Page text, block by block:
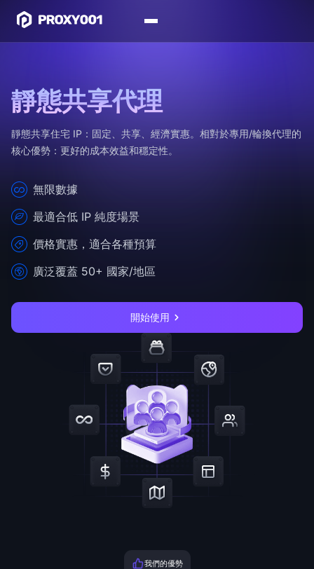
靜態共享代理
靜態共享住宅 IP：固定、共享、經濟實惠。相對於專用/輪換代理的
核心優勢：更好的成本效益和穩定性。
無限數據
最適合低 IP 純度場景
價格實惠，適合各種預算
廣泛覆蓋 50+ 國家/地區
開始使用
我們的優勢